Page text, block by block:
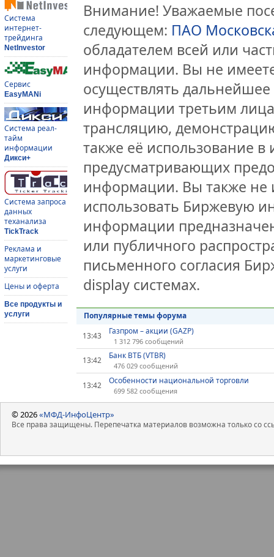
Система
интернет-
трейдинга
NetInvestor
Сервис
EasyMANi
Система реал-
тайм
информации
Дикси+
Система запроса
данных
теханализа
TickTrack
Реклама и
маркетинговые
услуги
Цены и оферта
Все продукты и
услуги
Внимание! Уважаемые
следующем: ПАО
обладателем всей или
информации. Вы не
осуществлять
информации третьим
трансляцию,
также её использование
предусматривающих
информации. Вы также не
использовать Биржевую
информации
или публичного
письменного согласия
display системах.
Популярные темы форума
13:43
Газпром – акции (GAZP)
1 312 796 сообщений
13:42 Банк ВТБ (VTBR)
476 029 сообщений
13:42 Особенности национальной торговли
699 582 сообщения
© 2026«МФД-ИнфоЦентр»
Все права защищены. Перепечатка материалов возможна только со